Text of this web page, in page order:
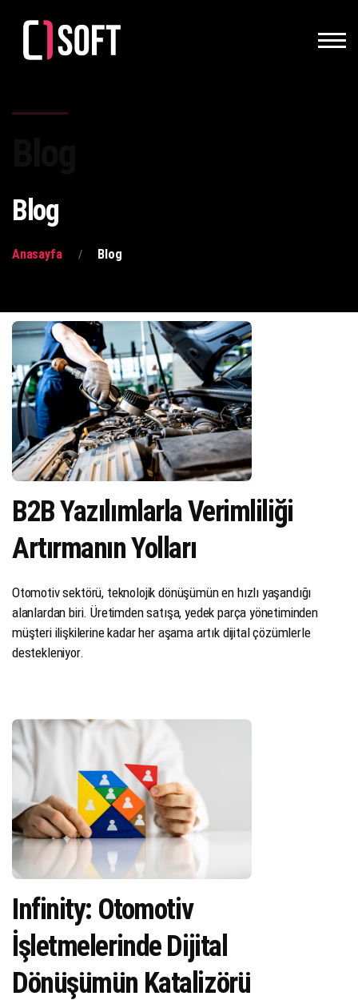
Blog
Anasayfa Blog
B2B Yazılımlarla Verimliliği
Artırmanın Yolları
Otomotiv sektörü, teknolojik dönüşümün en hızlı yaşandığı
alanlardan biri. Üretimden satışa, yedek parça yönetiminden
müşteri ilişkilerine kadar her aşama artık dijital çözümlerle
destekleniyor.
Infinity: Otomotiv
İşletmelerinde Dijital
Dönüşümün Katalizörü